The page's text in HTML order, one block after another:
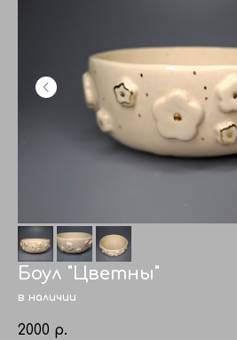
Боул "Цветны"
в наличии
2000 р.